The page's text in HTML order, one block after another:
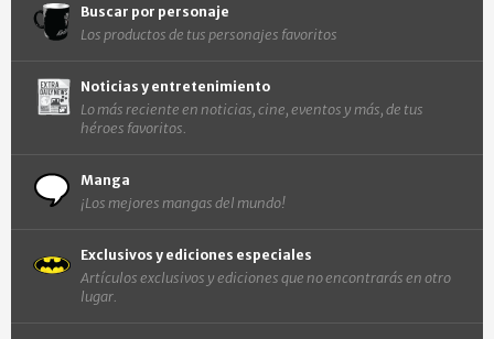
Buscar por personaje
Los productos de tus personajes favoritos
Noticias y entretenimiento
Lo más reciente en noticias, cine, eventos y más, de tus
héroes favoritos.
Manga
¡Los mejores mangas del mundo!
Exclusivos y ediciones especiales
Artículos exclusivos y ediciones que no encontrarás en otro
lugar.